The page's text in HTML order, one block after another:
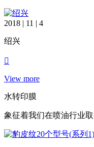
2018 | 11 | 4
绍兴
View more
水转印膜
象征着我们在喷油行业